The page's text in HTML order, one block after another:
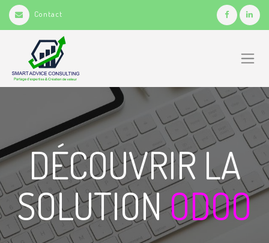
Contact
DÉCOUVRIR LA
SOLUTIONODOO